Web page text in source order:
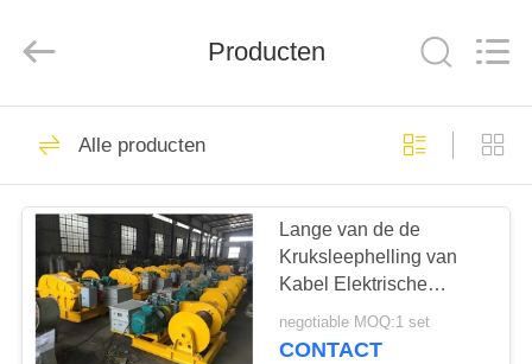
HUIS
PRODUCTEN
ONGEVEER
ONS
Ltd..
overhead reizen
kraan
Producten
Alle producten
Lange van de de
Kruksleephelling van
Kabel Elektrische
Wakeboard de
Scheepswerfgebruik
negotiable MOQ:1 set
CONTACT